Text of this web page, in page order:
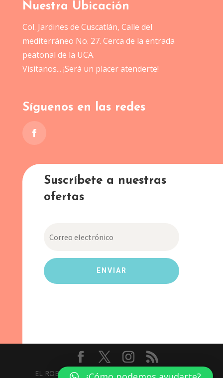
Nuestra Ubicación
Col. Jardines de Cuscatlán, Calle del
mediterráneo No. 27. Cerca de la entrada
peatonal de la UCA.
Visitanos... ¡Será un placer atenderte!
Síguenos en las redes
Suscríbete a nuestras
ofertas
ENVIAR
EL ROBLE COPY CENTER - Todos los derechos